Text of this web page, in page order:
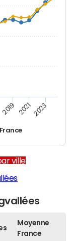
2019 2021 2023
ville
Moyenne
France